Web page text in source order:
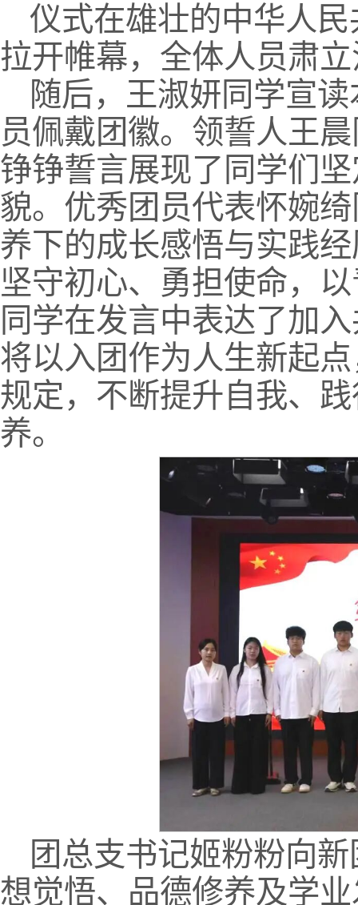
仪式在雄壮的中华人
拉开帷幕，全体人员肃
随后，王淑妍同学宣
员佩戴团徽。领誓人王
铮铮誓言展现了同学们
貌。优秀团员代表怀婉
养下的成长感悟与实践
坚守初心、勇担使命，
同学在发言中表达了加
将以入团作为人生新起
规定，不断提升自我、
养。
团总支书记姬粉粉向
想觉悟、品德修养及学